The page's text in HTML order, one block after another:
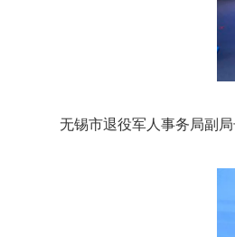
无锡市退役军人事务局副局